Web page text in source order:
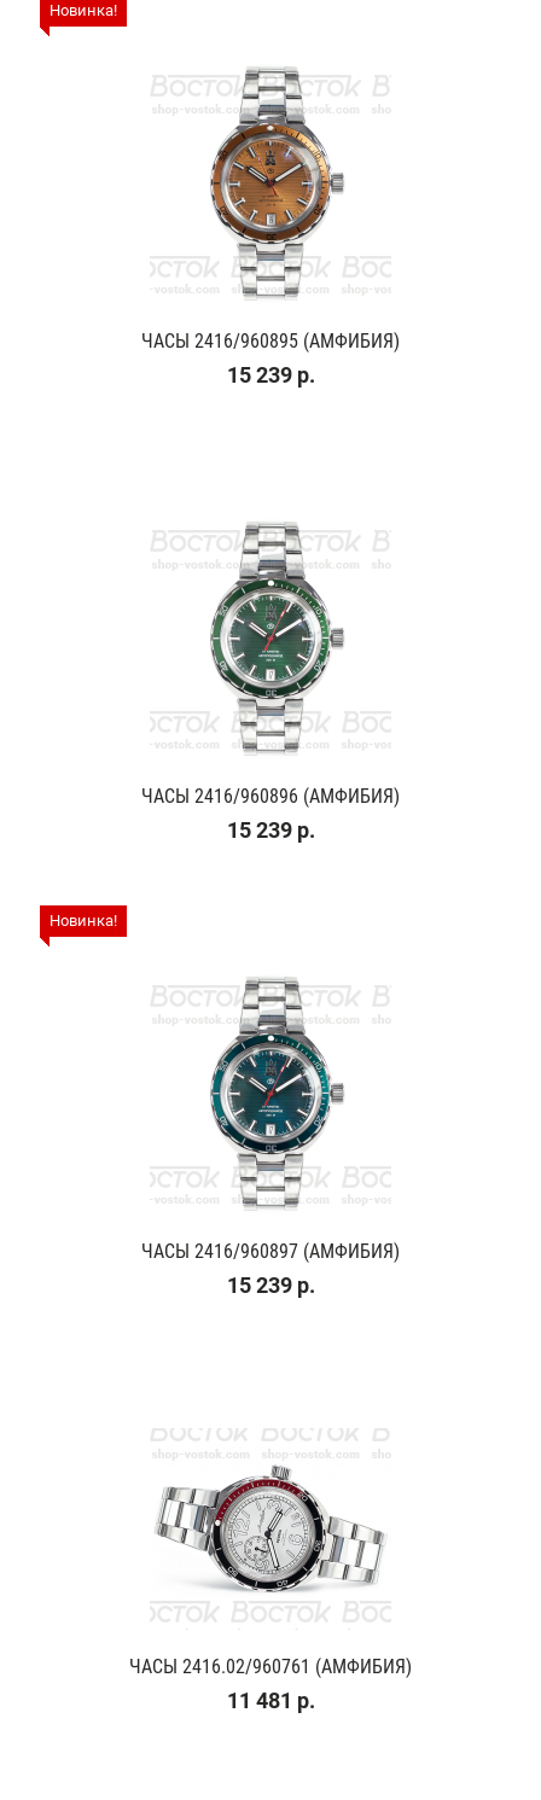
Новинка!
ЧАСЫ 2416/960895 (АМФИБИЯ)
15 239 р.
ЧАСЫ 2416/960896 (АМФИБИЯ)
15 239 р.
Новинка!
ЧАСЫ 2416/960897 (АМФИБИЯ)
15 239 р.
ЧАСЫ 2416.02/960761 (АМФИБИЯ)
11 481 р.